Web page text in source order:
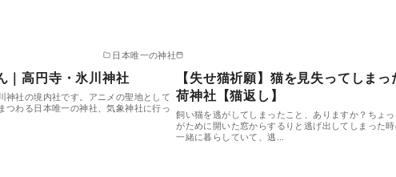
日本唯一の神社
｜高円寺・氷川神社
神社の境内社です。アニメの聖地として
つわる日本唯一の神社、気象神社に行っ
【失せ猫祈願】猫を見失ってしま
荷神社【猫返し】
飼い猫を逃がしてしまったこと、ありますか？ちょ
がために開いた窓からするりと逃げ出してしまった
一緒に暮らしていて、逃…